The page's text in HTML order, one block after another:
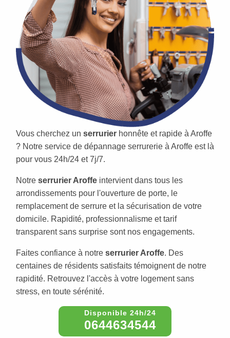
Vous cherchez un serrurier honnête et rapide à Aroffe
? Notre service de dépannage serrurerie à Aroffe est là
pour vous 24h/24 et 7j/7.
Notre serrurier Aroffe intervient dans tous les
arrondissements pour l'ouverture de porte, le
remplacement de serrure et la sécurisation de votre
domicile. Rapidité, professionnalisme et tarif
transparent sans surprise sont nos engagements.
Faites confiance à notre serrurier Aroffe. Des
centaines de résidents satisfaits témoignent de notre
rapidité. Retrouvez l'accès à votre logement sans
stress, en toute sérénité.
0644634544